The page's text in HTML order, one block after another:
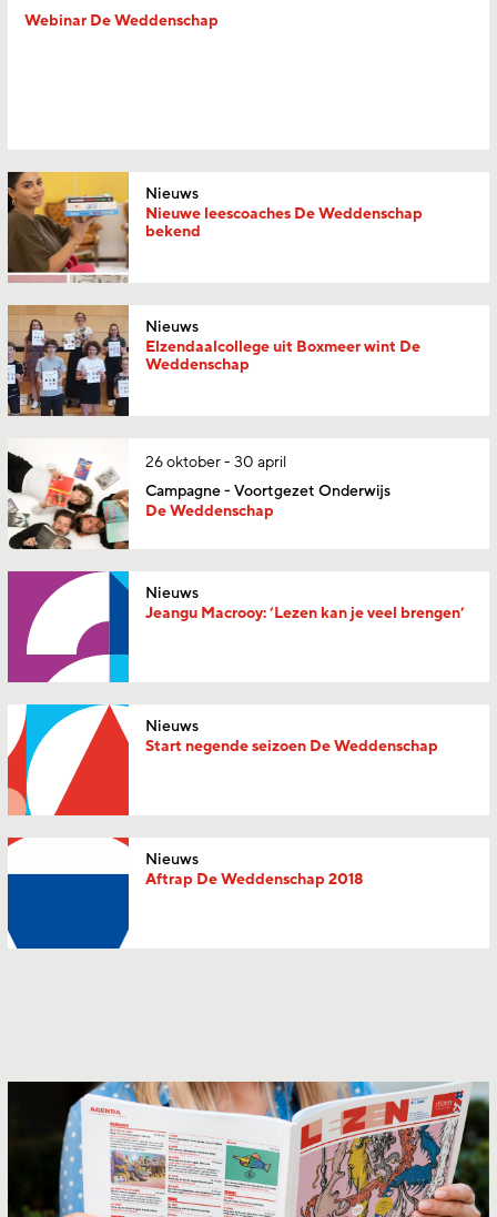
Webinar De Weddenschap
Nieuws
Nieuwe leescoaches De Weddenschap
bekend
Nieuws
Elzendaalcollege uit Boxmeer wint De
Weddenschap
26 oktober - 30 april
Campagne - Voortgezet Onderwijs
De Weddenschap
Nieuws
Jeangu Macrooy: ‘Lezen kan je veel brengen’
Nieuws
Start negende seizoen De Weddenschap
Nieuws
Aftrap De Weddenschap 2018